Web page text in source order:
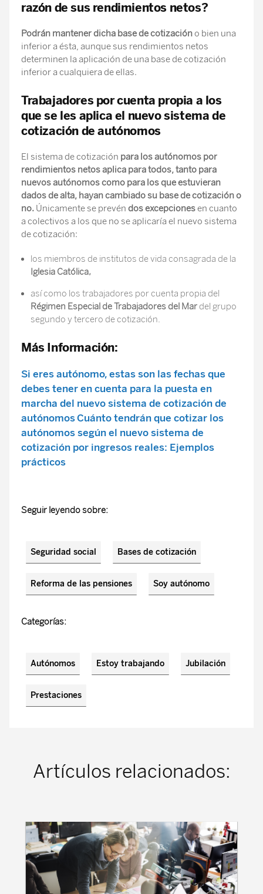
razón de sus rendimientos netos?
Podrán mantener dicha base de cotizacióno bien una
inferior a ésta, aunque sus rendimientos netos
determinen la aplicación de una base de cotización
inferior a cualquiera de ellas.
Trabajadores por cuenta propia a los
que se les aplica el nuevo sistema de
cotización de autónomos
El sistema de cotización para los autónomos por
rendimientos netos aplica para todos, tanto para
nuevos autónomos como para los que estuvieran
dados de alta, hayan cambiado su base de cotización o
no. Únicamente se prevén dos excepcionesen cuanto
a colectivos a los que no se aplicaría el nuevo sistema
de cotización:
los miembros de institutos de vida consagrada de la
Iglesia Católica,
así como los trabajadores por cuenta propia del
Régimen Especial de Trabajadores del Mar del grupo
segundo y tercero de cotización.
Más Información:
Si eres autónomo, estas son las fechas que
debes tener en cuenta para la puesta en
marcha del nuevo sistema de cotización de
autónomosCuánto tendrán que cotizar los
autónomos según el nuevo sistema de
cotización por ingresos reales: Ejemplos
prácticos
Seguir leyendo sobre:
Seguridad social Bases de cotización
Reforma de las pensiones Soy autónomo
Categorías:
Autónomos Estoy trabajando Jubilación
Prestaciones
Artículos relacionados: